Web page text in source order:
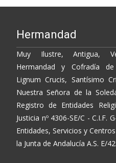
Hermandad
Muy Ilustre, Antigua,
Hermandad y Cofradía
Lignum Crucis, Santísimo
Nuestra Señora de la
Registro de Entidades
Justicia nº 4306-SE/C - C.I.F.
Entidades, Servicios y
la Junta de Andalucía A.S. E/